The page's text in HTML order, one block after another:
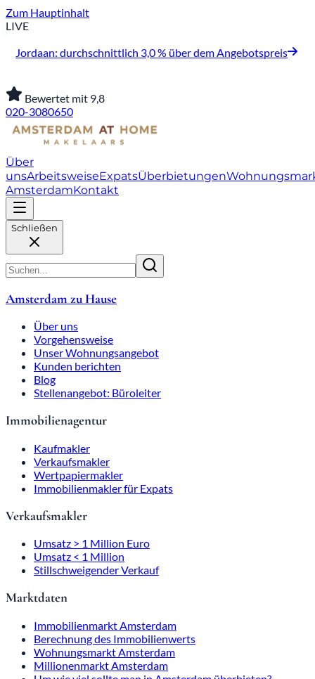
Zum Hauptinhalt
LIVE
Jordaan: durchschnittlich 3,0 % über dem Angebotspreis
Bewertet mit 9,8
020-3080650
Über
unsArbeitsweiseExpatsÜberbietungen
AmsterdamKontakt
Schließen
Amsterdam zu Hause
Über uns
Vorgehensweise
Unser Wohnungsangebot
Kunden berichten
Blog
Stellenangebot: Büroleiter
Immobilienagentur
Kaufmakler
Verkaufsmakler
Wertpapiermakler
Immobilienmakler für Expats
Verkaufsmakler
Umsatz > 1 Million Euro
Umsatz < 1 Million
Stillschweigender Verkauf
Marktdaten
Immobilienmarkt Amsterdam
Berechnung des Immobilienwerts
Wohnungsmarkt Amsterdam
Millionenmarkt Amsterdam